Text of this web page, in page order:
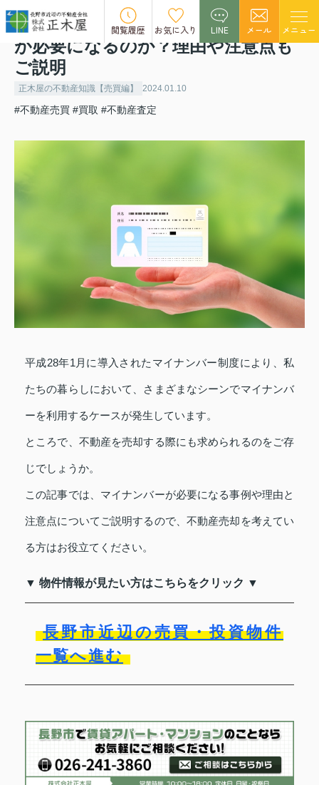
閲覧履歴 お気に入り LINE メール メニュー
どうして不動産売却でマイナンバー
が必要になるのか？理由や注意点も
ご説明
正木屋の不動産知識【売買編】 2024.01.10
#不動産売買 #買取 #不動産査定
平成28年1月に導入されたマイナンバー制度により、私
たちの暮らしにおいて、さまざまなシーンでマイナンバ
ーを利用するケースが発生しています。
ところで、不動産を売却する際にも求められるのをご存
じでしょうか。
この記事では、マイナンバーが必要になる事例や理由と
注意点についてご説明するので、不動産売却を考えてい
る方はお役立てください。
▼ 物件情報が見たい方はこちらをクリック ▼
長野市近辺の売買・投資物件
一覧へ進む